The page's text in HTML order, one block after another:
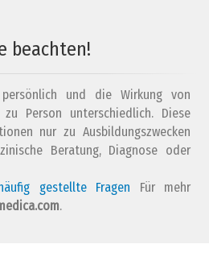
beachten!
und die Wirkung von
Person unterschiedlich. Diese
nur zu Ausbildungszwecken
Beratung, Diagnose oder
gestellte Fragen Für mehr
.